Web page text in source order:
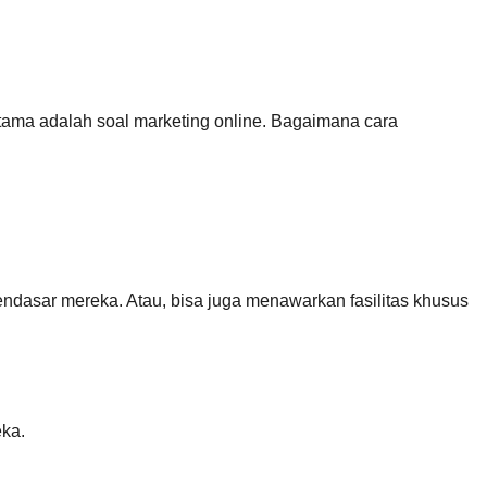
adalah soal marketing online. Bagaimana cara
mereka. Atau, bisa juga menawarkan fasilitas khusus